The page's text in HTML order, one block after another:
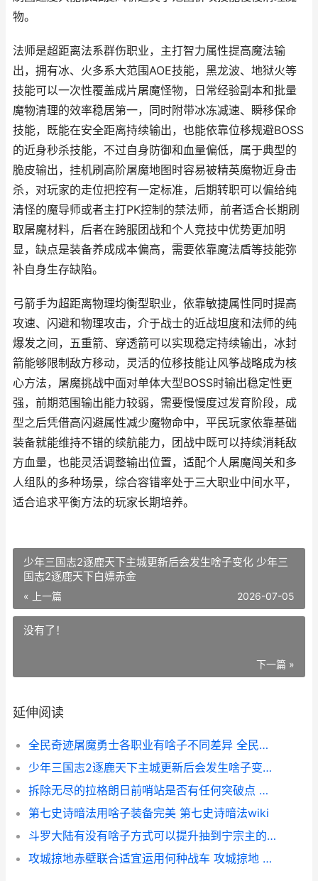
物。
法师是超距离法系群伤职业，主打智力属性提高魔法输
出，拥有冰、火多系大范围AOE技能，黑龙波、地狱火等
技能可以一次性覆盖成片屠魔怪物，日常经验副本和批量
魔物清理的效率稳居第一，同时附带冰冻减速、瞬移保命
技能，既能在安全距离持续输出，也能依靠位移规避BOSS
的近身秒杀技能，不过自身防御和血量偏低，属于典型的
脆皮输出，挂机刷高阶屠魔地图时容易被精英魔物近身击
杀，对玩家的走位把控有一定标准，后期转职可以偏给纯
清怪的魔导师或者主打PK控制的禁法师，前者适合长期刷
取屠魔材料，后者在跨服团战和个人竞技中优势更加明
显，缺点是装备养成成本偏高，需要依靠魔法盾等技能弥
补自身生存缺陷。
弓箭手为超距离物理均衡型职业，依靠敏捷属性同时提高
攻速、闪避和物理攻击，介于战士的近战坦度和法师的纯
爆发之间，五重箭、穿透箭可以实现稳定持续输出，冰封
箭能够限制敌方移动，灵活的位移技能让风筝战略成为核
心方法，屠魔挑战中面对单体大型BOSS时输出稳定性更
强，前期范围输出能力较弱，需要慢慢度过发育阶段，成
型之后凭借高闪避属性减少魔物命中，平民玩家依靠基础
装备就能维持不错的续航能力，团战中既可以持续消耗敌
方血量，也能灵活调整输出位置，适配个人屠魔闯关和多
人组队的多种场景，综合容错率处于三大职业中间水平，
适合追求平衡方法的玩家长期培养。
少年三国志2逐鹿天下主城更新后会发生啥子变化 少年三
国志2逐鹿天下白嫖赤金
« 上一篇 2026-07-05
没有了！
下一篇 »
延伸阅读
全民奇迹屠魔勇士各职业有啥子不同差异 全民奇迹2密令屠龙
少年三国志2逐鹿天下主城更新后会发生啥子变化 少年三国志2逐鹿天下白嫖赤金
拆除无尽的拉格朗日前哨站是否有任何突破点 无尽的拉格朗基地重组
第七史诗暗法用啥子装备完美 第七史诗暗法wiki
斗罗大陆有没有啥子方式可以提升抽到宁宗主的概率 斗罗大陆有没有第六部
攻城掠地赤壁联合适宜运用何种战车 攻城掠地 赤壁之战